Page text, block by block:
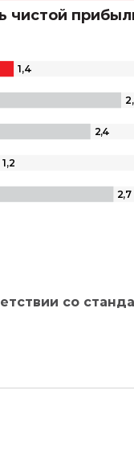
чистой
2,7
1,2
2,4
1,4
2,
со